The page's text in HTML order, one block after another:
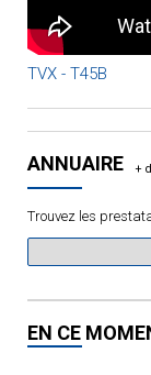
TVX - T45B
ANNUAIRE
Trouvez les
EN CE